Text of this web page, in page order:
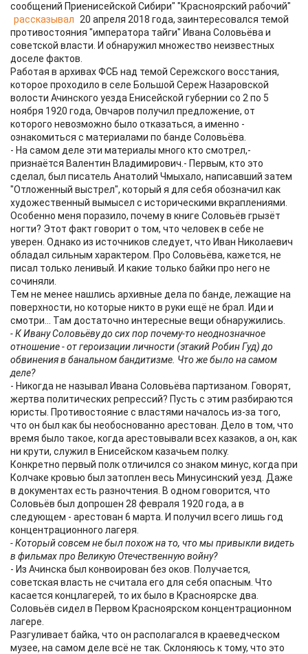
сообщений Приенисейской Сибири" "Красноярский рабочий"
рассказывал
20 апреля 2018 года, заинтересовался темой
противостояния "императора тайги" Ивана Соловьёва и
советской власти. И обнаружил множество неизвестных
доселе фактов.
Работая в архивах ФСБ над темой Сережского восстания,
которое проходило в селе Большой Сереж Назаровской
волости Ачинского уезда Енисейской губернии со 2 по 5
ноября 1920 года, Овчаров получил предложение, от
которого невозможно было отказаться, а именно -
ознакомиться с материалами по банде Соловьёва.
- На самом деле эти материалы много кто смотрел,-
признаётся Валентин Владимирович.- Первым, кто это
сделал, был писатель Анатолий Чмыхало, написавший затем
"Отложенный выстрел", который я для себя обозначил как
художественный вымысел с историческими вкраплениями.
Особенно меня поразило, почему в книге Соловьёв грызёт
ногти? Этот факт говорит о том, что человек в себе не
уверен. Однако из источников следует, что Иван Николаевич
обладал сильным характером. Про Соловьёва, кажется, не
писал только ленивый. И какие только байки про него не
сочиняли.
Тем не менее нашлись архивные дела по банде, лежащие на
поверхности, но которые никто в руки ещё не брал. Иди и
смотри... Там достаточно интересные вещи обнаружились.
- К Ивану Соловьёву до сих пор почему-то неоднозначное
отношение - от героизации личности (этакий Робин Гуд) до
обвинения в банальном бандитизме. Что же было на самом
деле?
- Никогда не называл Ивана Соловьёва партизаном. Говорят,
жертва политических репрессий? Пусть с этим разбираются
юристы. Противостояние с властями началось из-за того,
что он был как бы необоснованно арестован. Дело в том, что
время было такое, когда арестовывали всех казаков, а он, как
ни крути, служил в Енисейском казачьем полку.
Конкретно первый полк отличился со знаком минус, когда при
Колчаке кровью был затоплен весь Минусинский уезд. Даже
в документах есть разночтения. В одном говорится, что
Соловьёв был допрошен 28 февраля 1920 года, а в
следующем - арестован 6 марта. И получил всего лишь год
концентрационного лагеря.
- Который совсем не был похож на то, что мы привыкли видеть
в фильмах про Великую Отечественную войну?
- Из Ачинска был конвоирован без оков. Получается,
советская власть не считала его для себя опасным. Что
касается концлагерей, то их было в Красноярске два.
Соловьёв сидел в Первом Красноярском концентрационном
лагере.
Разгуливает байка, что он располагался в краеведческом
музее, на самом деле всё не так. Склоняюсь к тому, что это